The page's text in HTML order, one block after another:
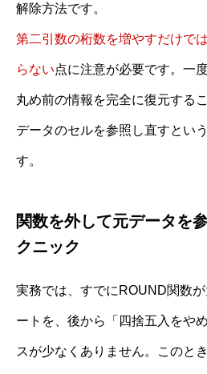
解除方法です。
第二引数の桁数を増やすだけで
らない点に注意が必要です。一
丸め前の情報を完全に復元する
データのセルを参照し直すとい
す。
関数を外して元データを
クニック
実務では、すでにROUND関数
ートを、後から「四捨五入をや
スが少なくありません。このと